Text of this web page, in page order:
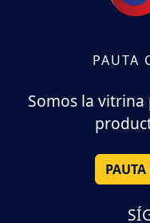
PAUTA
Somos la